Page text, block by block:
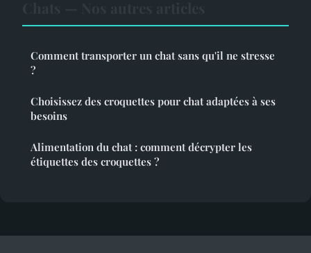
Comment transporter un chat sans qu'il ne stresse
?
Choisissez des croquettes pour chat adaptées à ses
besoins
Alimentation du chat : comment décrypter les
étiquettes des croquettes ?